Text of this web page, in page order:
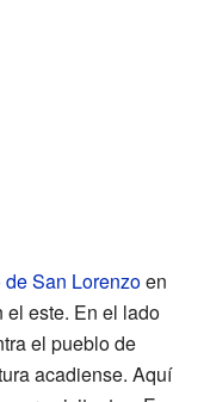
de San Lorenzoen
el este. En el lado
el pueblo de
acadiense. Aquí